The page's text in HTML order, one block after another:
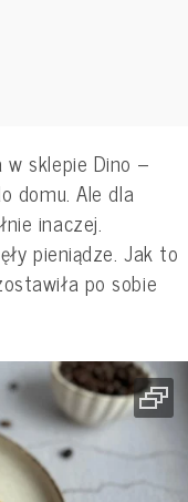
w sklepie Dino –
domu. Ale dla
inaczej.
pieniądze. Jak to
po sobie